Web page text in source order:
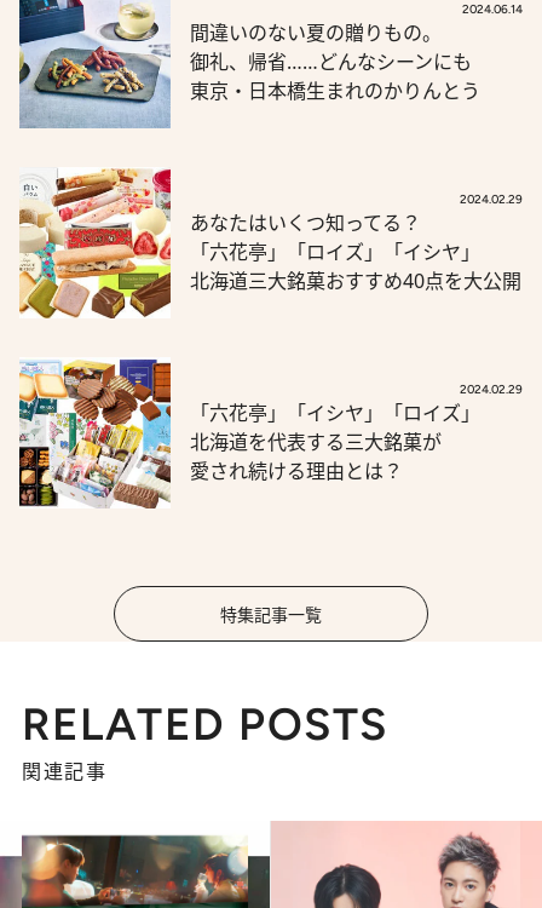
2024.06.14
間違いのない夏の贈りもの。
御礼、帰省……どんなシーンにも
東京・日本橋生まれのかりんとう
2024.02.29
あなたはいくつ知ってる？
「六花亭」「ロイズ」「イシヤ」
北海道三大銘菓おすすめ40点を大公開
2024.02.29
「六花亭」「イシヤ」「ロイズ」
北海道を代表する三大銘菓が
愛され続ける理由とは？
特集記事一覧
RELATED POSTS
関連記事